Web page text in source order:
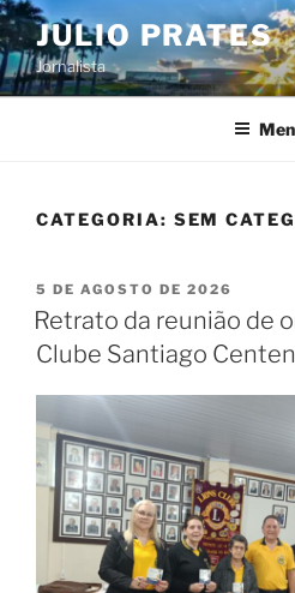
Pular
para
o
conteúdo
JULIO PRATES
Jornalista
CATEGORIA: SEM
PUBLICADO
EM
5 DE AGOSTO DE 2026
Retrato da reunião de
Clube Santiago